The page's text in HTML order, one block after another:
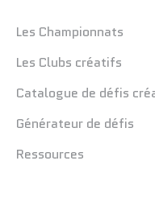
Les Championnats
Les Clubs créatifs
Catalogue de défis
Générateur de défis
Ressources